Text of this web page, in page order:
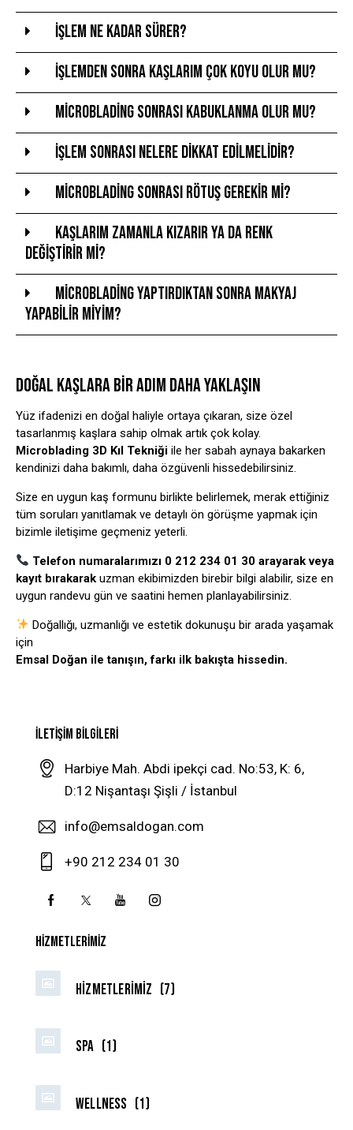
İşlem ne kadar sürer?
İşlemden sonra kaşlarım çok koyu olur mu?
Microblading sonrası kabuklanma olur mu?
İşlem sonrası nelere dikkat edilmelidir?
Microblading sonrası rötuş gerekir mi?
Kaşlarım zamanla kızarır ya da renk
değiştirir mi?
Microblading yaptırdıktan sonra makyaj
yapabilir miyim?
DOĞAL KAŞLARA BIR ADIM DAHA YAKLAŞIN
Yüz ifadenizi en doğal haliyle ortaya çıkaran, size özel
tasarlanmış kaşlara sahip olmak artık çok kolay.
Microblading 3D Kıl Tekniği ile her sabah aynaya bakarken
kendinizi daha bakımlı, daha özgüvenli hissedebilirsiniz.
Size en uygun kaş formunu birlikte belirlemek, merak ettiğiniz
tüm soruları yanıtlamak ve detaylı ön görüşme yapmak için
bizimle iletişime geçmeniz yeterli.
Telefon numaralarımızı 0 212 234 01 30 arayarak veya
kayıt bırakarak uzman ekibimizden birebir bilgi alabilir, size en
uygun randevu gün ve saatini hemen planlayabilirsiniz.
Doğallığı, uzmanlığı ve estetik dokunuşu bir arada yaşamak
için
Emsal Doğan ile tanışın, farkı ilk bakışta hissedin.
İLETIŞIM BILGILERI
Harbiye Mah. Abdi ipekçi cad. No:53, K: 6,
D:12 Nişantaşı Şişli / İstanbul
info@emsaldogan.com
+90 212 234 01 30
HIZMETLERIMIZ
Hizmetlerimiz (7)
Spa (1)
Wellness (1)